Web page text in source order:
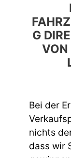
G
VON
Bei der
nichts
dass wir